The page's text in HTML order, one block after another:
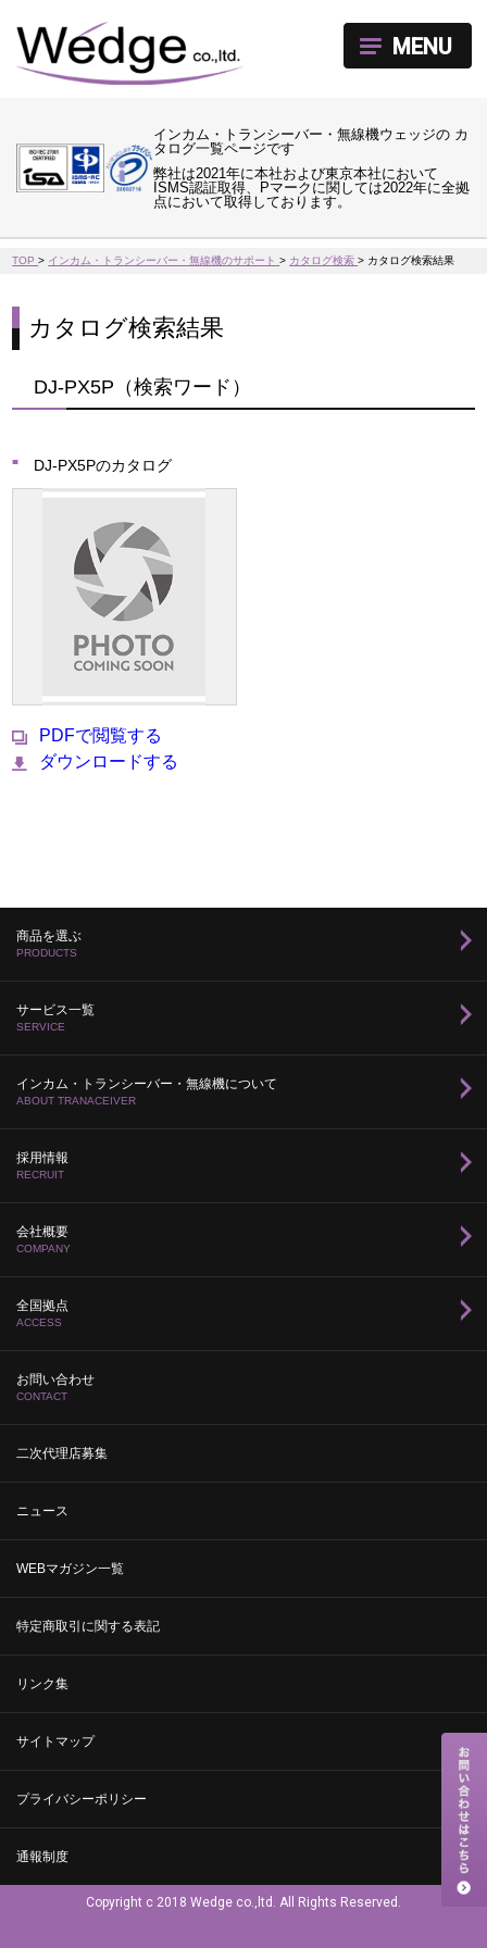
インカム・トランシーバー・無線機ウェッジの カ
タログ一覧ページです
弊社は2021年に本社および東京本社において
ISMS認証取得、Pマークに関しては2022年に全拠
点において取得しております。
MENU
TOP> インカム・トランシーバー・無線機のサポート> カタログ検索> カタログ検索結果
カタログ検索結果
DJ-PX5P（検索ワード）
DJ-PX5Pのカタログ
PDFで閲覧する
ダウンロードする
商品を選ぶ
PRODUCTS
サービス一覧
SERVICE
インカム・トランシーバー・無線機について
ABOUT TRANACEIVER
採用情報
RECRUIT
会社概要
COMPANY
全国拠点
ACCESS
お問い合わせ
CONTACT
二次代理店募集
ニュース
WEBマガジン一覧
特定商取引に関する表記
リンク集
サイトマップ
プライバシーポリシー
通報制度
Copyright c 2018 Wedge co.,ltd. All Rights Reserved.